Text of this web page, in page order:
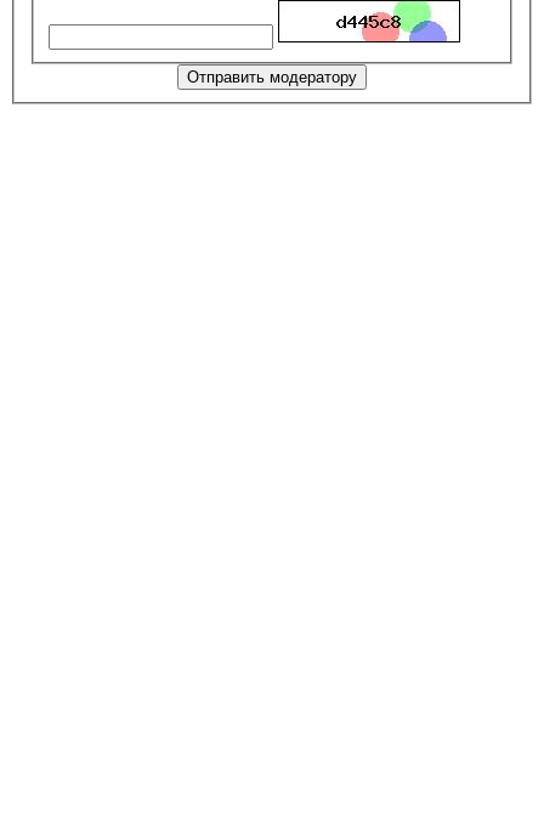
Отправить модератору